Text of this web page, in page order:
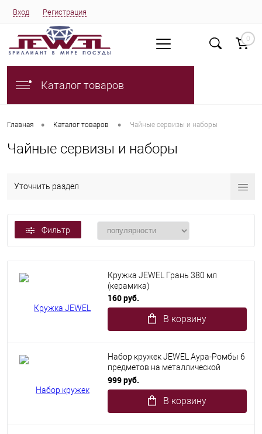
Вход Регистрация
0
Каталог товаров
Главная • Каталог товаров • Чайные сервизы и наборы
Чайные сервизы и наборы
Уточнить раздел
Фильтр
Кружка JEWEL Грань 380 мл
(керамика)
160 руб.
В корзину
Набор кружек JEWEL Аура-Ромбы 6
предметов на металлической
подставке 350 мл (керамика)
999 руб.
В корзину